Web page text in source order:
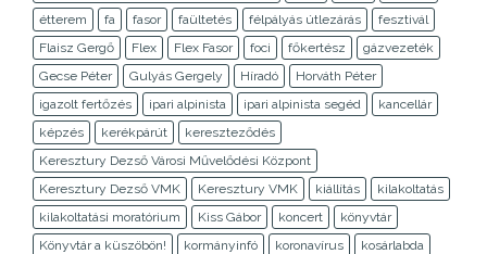
étterem
fa fasor faültetés félpályás útlezárás
fesztivál
Flaisz Gergő
Flex Flex Fasor foci főkertész
gázvezeték
Gecse Péter
Gulyás Gergely Híradó
Horváth Péter
igazolt fertőzés
ipari alpinista ipari alpinista segéd
kancellár
képzés
kerékpárút
kereszteződés
Keresztury Dezső Városi Művelődési Központ
Keresztury Dezső VMK
Keresztury VMK kiállítás
kilakoltatás
kilakoltatási moratórium
Kiss Gábor koncert
könyvtár
Könyvtár a küszöbön!
kormányinfó koronavírus
kosárlabda